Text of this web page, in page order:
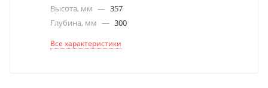
Высота, мм — 357
Глубина, мм — 300
Все характеристики